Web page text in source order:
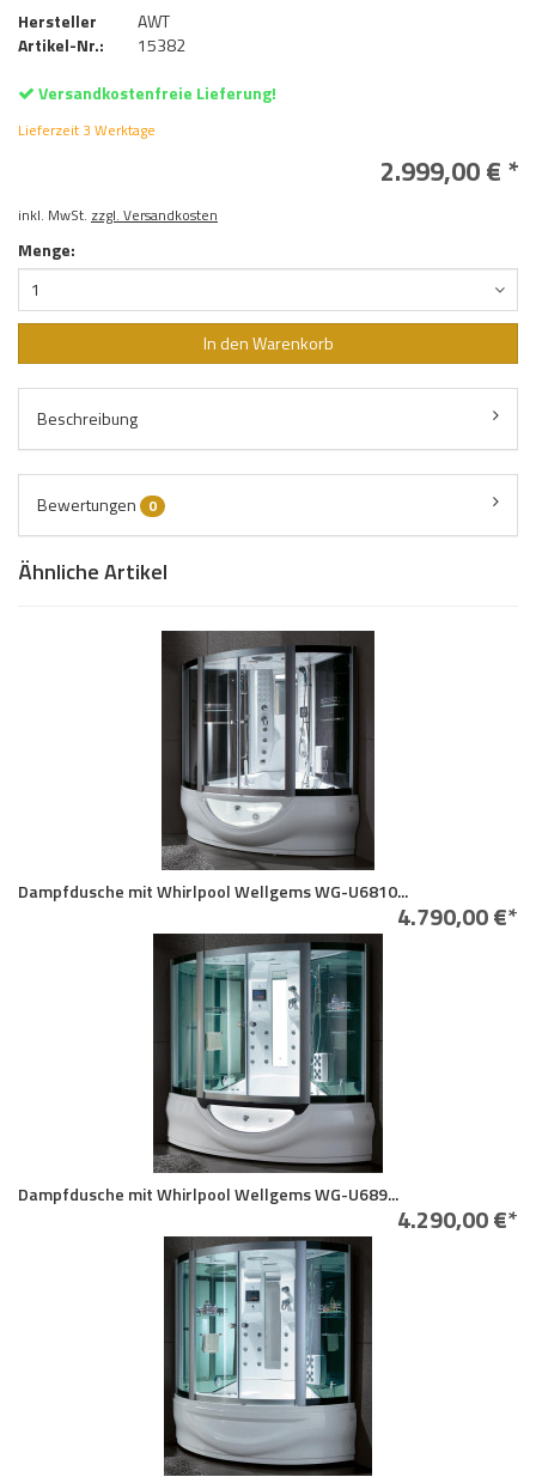
Hersteller
AWT
Artikel-Nr.:
15382
Versandkostenfreie Lieferung!
Lieferzeit 3 Werktage
2.999,00 € *
inkl. MwSt. zzgl. Versandkosten
Menge:
1
In den Warenkorb
Beschreibung
Bewertungen 0
Ähnliche Artikel
Dampfdusche mit Whirlpool Wellgems WG-U6810...
4.790,00 €*
Dampfdusche mit Whirlpool Wellgems WG-U689...
4.290,00 €*